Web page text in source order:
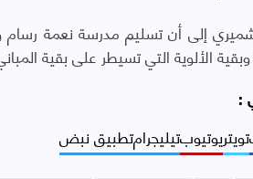
إلى أن تسليم مدرسة نعمة رسام
الألوية التي تسيطر على بقية
:
تويتريوتيوبتيليجرامتطبيق نبض